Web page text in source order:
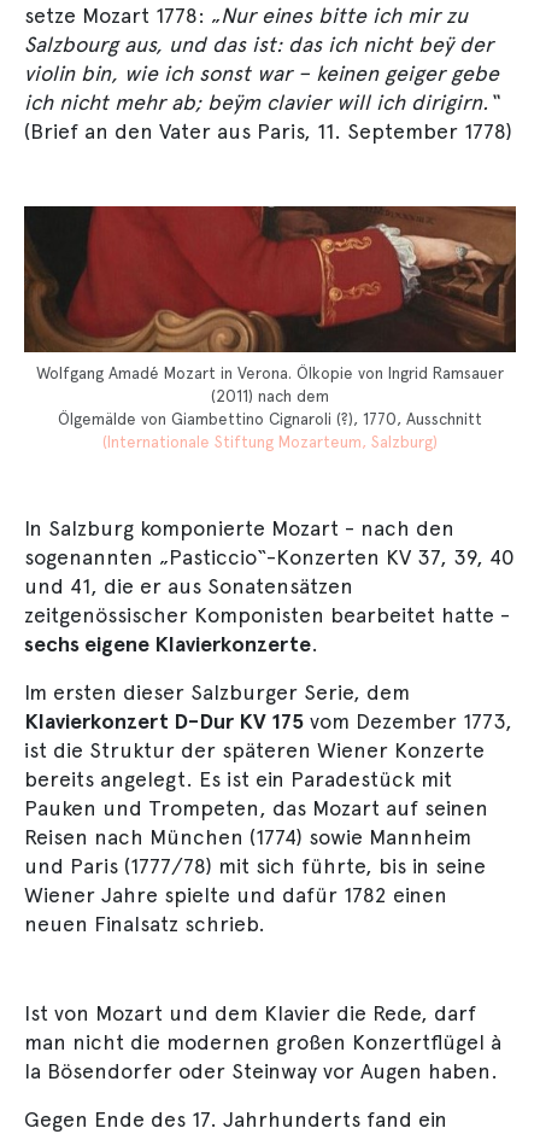
setze Mozart 1778: „Nur eines bitte ich mir zu
Salzbourg aus, und das ist: das ich nicht beÿ der
violin bin, wie ich sonst war – keinen geiger gebe
ich nicht mehr ab; beÿm clavier will ich dirigirn.“
(Brief an den Vater aus Paris, 11. September 1778)
Wolfgang Amadé Mozart in Verona. Ölkopie von Ingrid Ramsauer
(2011) nach dem
Ölgemälde von Giambettino Cignaroli (?), 1770, Ausschnitt
(Internationale Stiftung Mozarteum, Salzburg)
In Salzburg komponierte Mozart - nach den
sogenannten „Pasticcio“-Konzerten KV 37, 39, 40
und 41, die er aus Sonatensätzen
zeitgenössischer Komponisten bearbeitet hatte -
sechs eigene Klavierkonzerte.
Im ersten dieser Salzburger Serie, dem
Klavierkonzert D-Dur KV 175 vom Dezember 1773,
ist die Struktur der späteren Wiener Konzerte
bereits angelegt. Es ist ein Paradestück mit
Pauken und Trompeten, das Mozart auf seinen
Reisen nach München (1774) sowie Mannheim
und Paris (1777/78) mit sich führte, bis in seine
Wiener Jahre spielte und dafür 1782 einen
neuen Finalsatz schrieb.
Ist von Mozart und dem Klavier die Rede, darf
man nicht die modernen großen Konzertflügel à
la Bösendorfer oder Steinway vor Augen haben.
Gegen Ende des 17. Jahrhunderts fand ein